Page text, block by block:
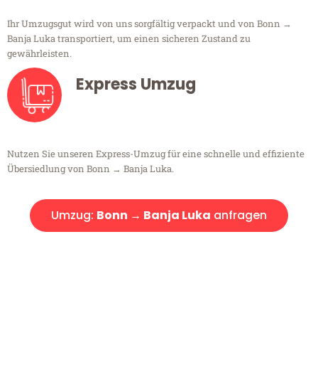
Ihr Umzugsgut wird von uns sorgfältig verpackt und von Bonn →
Banja Luka transportiert, um einen sicheren Zustand zu
gewährleisten.
Express Umzug
Nutzen Sie unseren Express-Umzug für eine schnelle und effiziente
Übersiedlung von Bonn → Banja Luka.
Umzug: Bonn → Banja Luka anfragen